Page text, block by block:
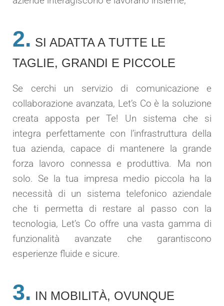
2. SI ADATTA A TUTTE LE
TAGLIE, GRANDI E PICCOLE
Se cerchi un servizio di comunicazione e
collaborazione avanzata, Let’s Co è la soluzione
creata apposta per Te! Un sistema che si
integra perfettamente con l’infrastruttura della
tua azienda, capace di mantenere la grande
forza lavoro connessa e produttiva. Ma non
solo. Se la tua impresa medio piccola ha la
necessità di un sistema telefonico aziendale
che ti permetta di restare al passo con la
tecnologia, Let’s Co offre una vasta gamma di
funzionalità avanzate che garantiscono
esperienze fluide e sicure.
3. IN MOBILITÀ, OVUNQUE